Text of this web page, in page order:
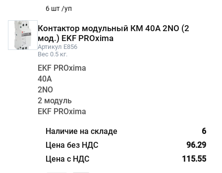
6 шт /уп
Контактор модульный КМ 40А 2NО (2
мод.) EKF PROxima
Артикул E856
Вес 0.5 кг.
EKF PROxima
40А
2NО
2 модуль
EKF PROxima
6
96.29
115.55